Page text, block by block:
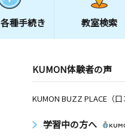
各種手続き 教室検索
KUMON体験者の声
KUMON BUZZ PLACE（口
学習中の方へ